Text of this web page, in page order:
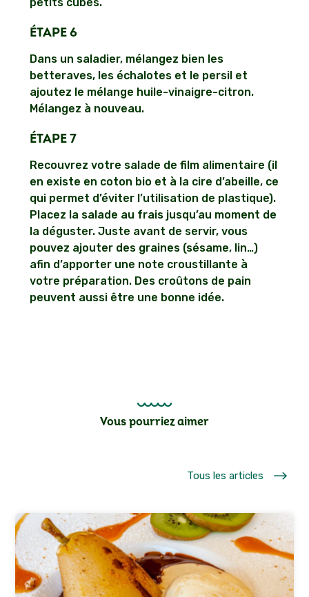
ÉTAPE 6
Dans un saladier, mélangez bien les
betteraves, les échalotes et le persil et
ajoutez le mélange huile-vinaigre-citron.
Mélangez à nouveau.
ÉTAPE 7
Recouvrez votre salade de film alimentaire (il
en existe en coton bio et à la cire d’abeille, ce
qui permet d’éviter l’utilisation de plastique).
Placez la salade au frais jusqu’au moment de
la déguster. Juste avant de servir, vous
pouvez ajouter des graines (sésame, lin…)
afin d’apporter une note croustillante à
votre préparation. Des croûtons de pain
peuvent aussi être une bonne idée.
Vous pourriez aimer
$
Tous les articles